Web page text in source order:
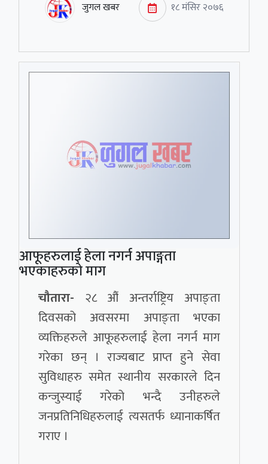
जुगल खबर १८ मंसिर २०७६
आफूहरुलाई हेला नगर्न अपाङ्गता
भएकाहरुको माग
चौतारा- २८ औं अन्तर्राष्ट्रिय अपाङ्ता
दिवसको अवसरमा अपाङ्ता भएका
व्यक्तिहरुले आफूहरुलाई हेला नगर्न माग
गरेका छन् । राज्यबाट प्राप्त हुने सेवा
सुविधाहरु समेत स्थानीय सरकारले दिन
कन्जुस्याई गरेको भन्दै उनीहरुले
जनप्रतिनिधिहरुलाई त्यसतर्फ ध्यानाकर्षित
गराए ।